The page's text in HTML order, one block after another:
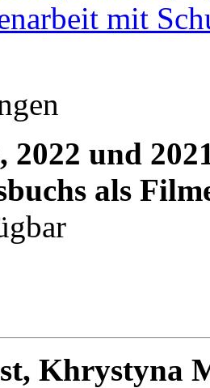
mit
2022 und
als
Khrystyna